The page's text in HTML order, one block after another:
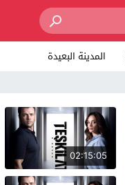
المدينة البعيدة
02:15:05